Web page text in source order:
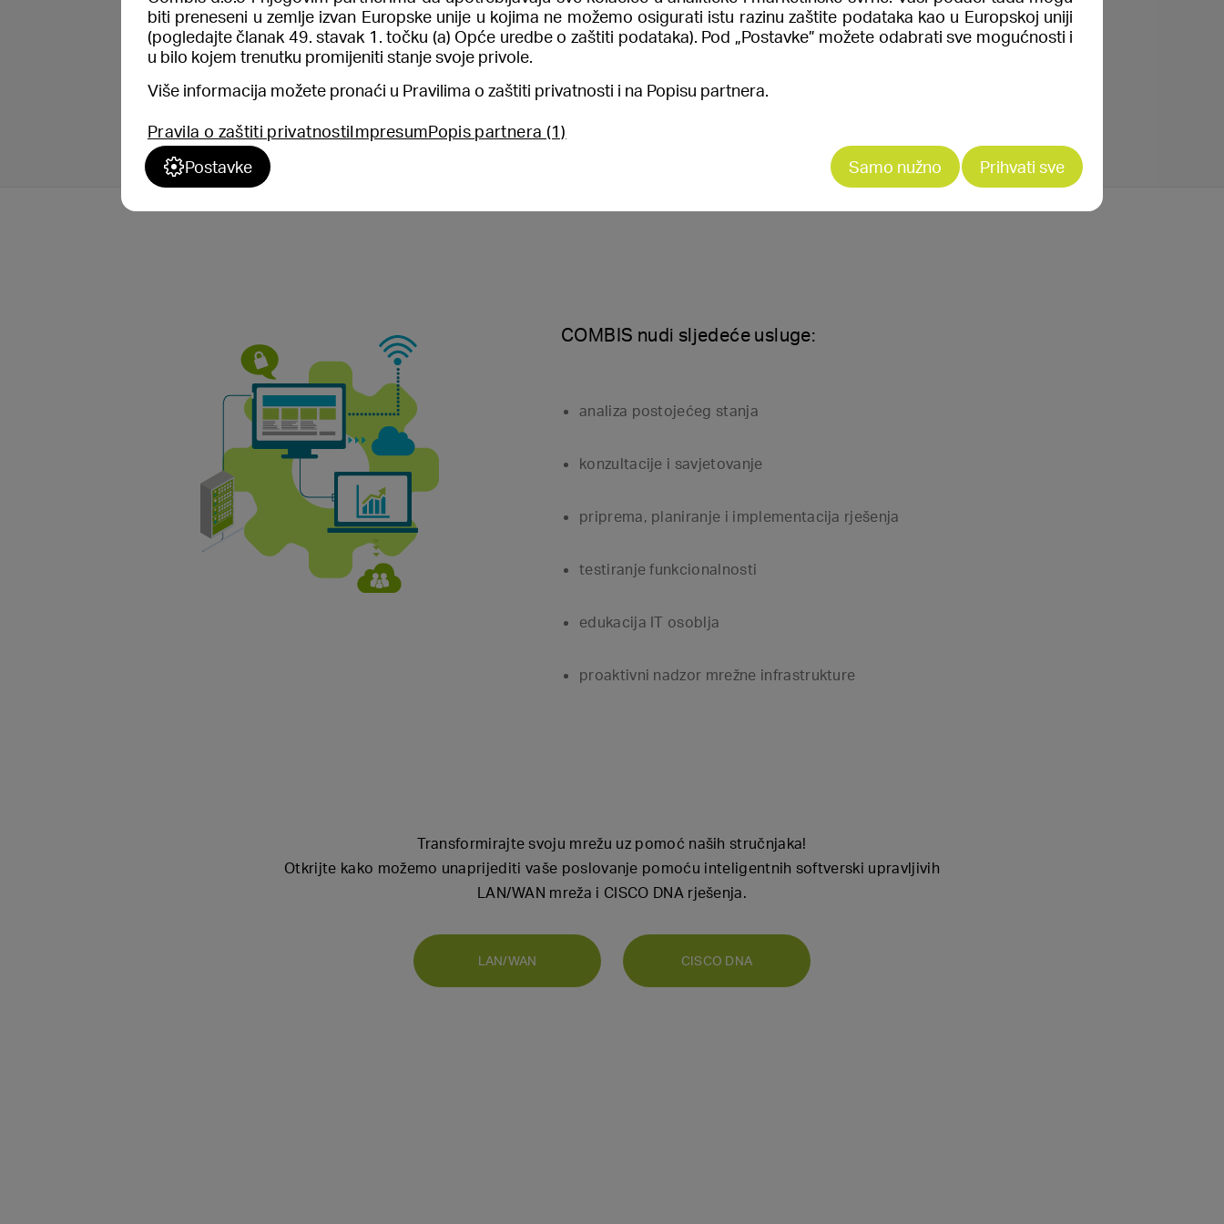
Ispravno dizajnirana i implementirana bežična mreža omogućava
istodobno korištenje poslovnih telefona i računala uz osobne
mobilne telefone bez da se naruši ukupna sigurnost cijelog
sustava.
COMBIS nudi sljedeće usluge:
analiza postojećeg stanja
konzultacije i savjetovanje
priprema, planiranje i implementacija rješenja
testiranje funkcionalnosti
edukacija IT osoblja
proaktivni nadzor mrežne infrastrukture
Transformirajte svoju mrežu uz pomoć naših stručnjaka!
Otkrijte kako možemo unaprijediti vaše poslovanje pomoću inteligentnih softverski upravljivih
LAN/WAN mreža i CISCO DNA rješenja.
LAN/WAN CISCO DNA
biti preneseni u zemlje izvan Europske unije u kojima ne možemo osigurati istu razinu zaštite podataka kao u Europskoj uniji
(pogledajte članak 49. stavak 1. točku (a) Opće uredbe o zaštiti podataka). Pod „Postavke” možete odabrati sve mogućnosti i
u bilo kojem trenutku promijeniti stanje svoje privole.
Više informacija možete pronaći u Pravilima o zaštiti privatnosti i na Popisu partnera.
Pravila o zaštiti privatnostiImpresumPopis partnera (1)
Postavke
Samo nužno Prihvati sve